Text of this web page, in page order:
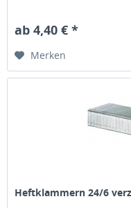
ab 4,40 € *
Merken
Heftklammern 24/6